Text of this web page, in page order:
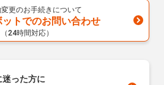
更のお手続きについて
トでのお問い合わせ
（24時間対応）
った方に